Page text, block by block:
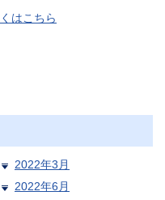
はこちら
2022年3月
2022年6月